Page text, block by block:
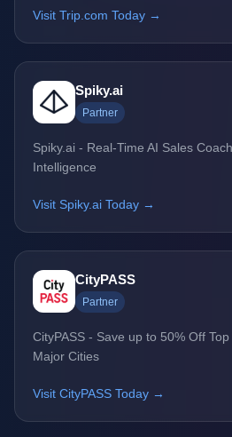
Visit Trip.com Today →
Spiky.ai
Partner
Spiky.ai - Real-Time AI Sales
Intelligence
Visit Spiky.ai Today →
CityPASS
Partner
CityPASS - Save up to 50% Off
Major Cities
Visit CityPASS Today →